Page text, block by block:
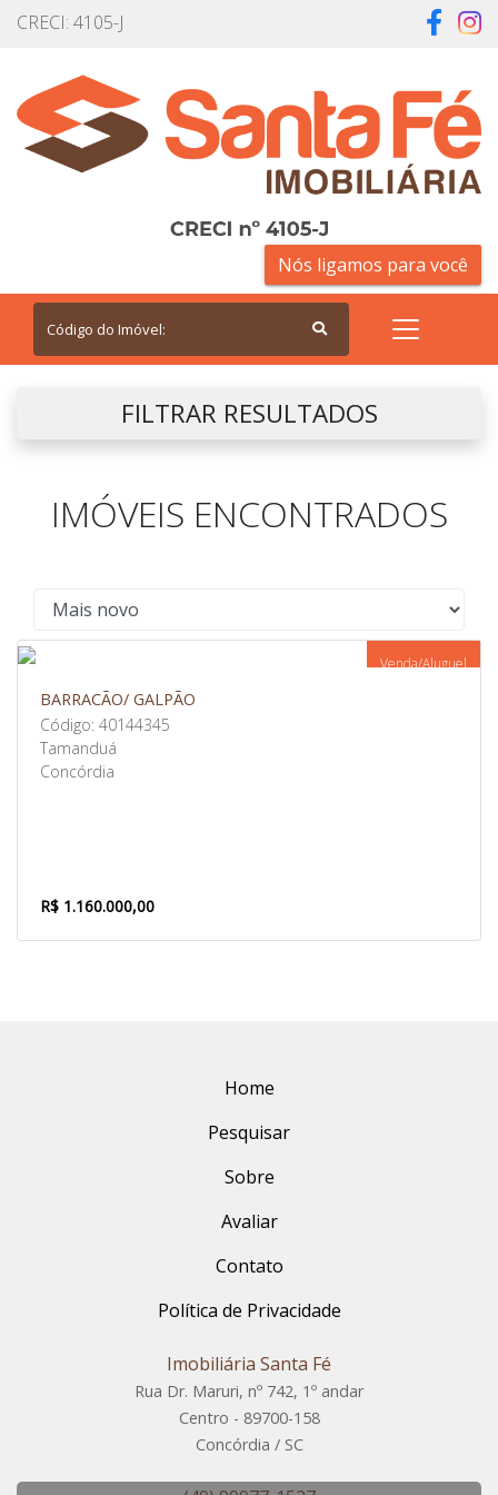
CRECI: 4105-J
Nós ligamos para você
FILTRAR RESULTADOS
IMÓVEIS ENCONTRADOS
Venda/Aluguel
BARRACÃO/ GALPÃO
Código: 40144345
Tamanduá
Concórdia
R$ 1.160.000,00
Home
Pesquisar
Sobre
Avaliar
Contato
Política de Privacidade
Imobiliária Santa Fé
Rua Dr. Maruri, nº 742, 1º andar
Centro - 89700-158
Concórdia / SC